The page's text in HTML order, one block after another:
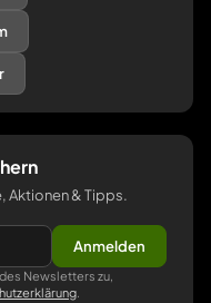
Aktionen & Tipps.
Anmelden
Newsletters zu,